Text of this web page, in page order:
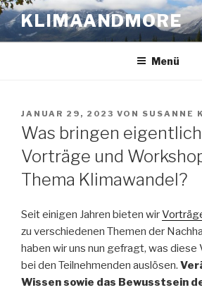
Zum
Inhalt
springen
KLIMAANDMORE
Menü
VERÖFFENTLICHT
AM
JANUAR 29, 2023 VON SUSANNE
Was bringen
Vorträge und
Thema Klimawandel?
Seit einigen Jahren bieten wir
zu verschiedenen Themen der
haben wir uns nun gefragt, was diese
bei den Teilnehmenden auslösen.
Wissen sowie das Bewusstsein